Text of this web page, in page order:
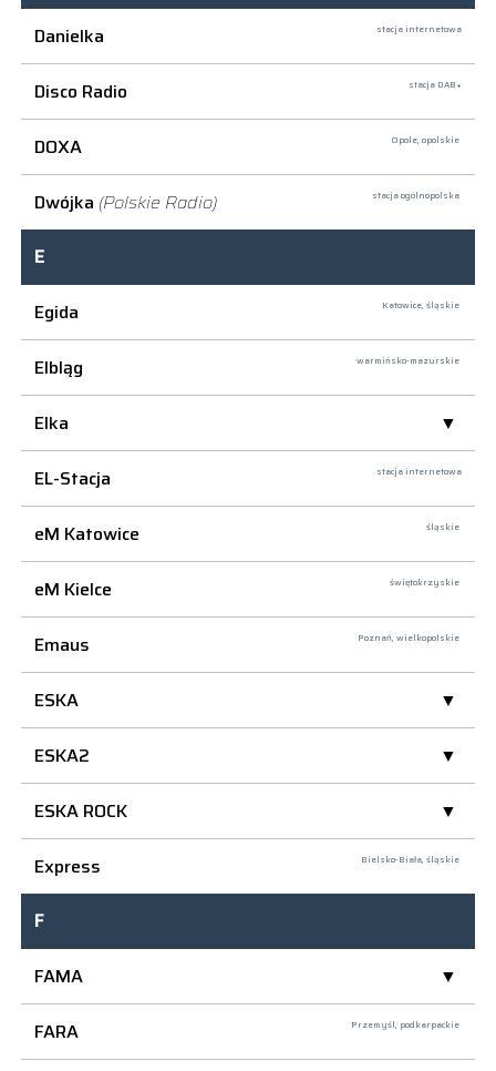
Danielka
stacja internetowa
Disco Radio stacja DAB+
DOXA Opole, opolskie
Dwójka (Polskie Radio) stacja ogólnopolska
E
Egida
Katowice, śląskie
Elbląg warmińsko-mazurskie
Elka
EL-Stacja
stacja internetowa
eM Katowice śląskie
eM Kielce świętokrzyskie
Emaus Poznań, wielkopolskie
ESKA
ESKA2
ESKA ROCK
Express
Bielsko-Biała, śląskie
F
FAMA
FARA
Przemyśl, podkarpackie